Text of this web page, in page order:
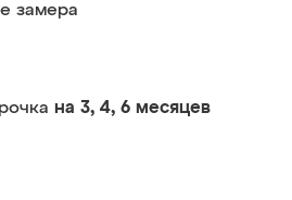
замера
на 3, 4, 6 месяцев